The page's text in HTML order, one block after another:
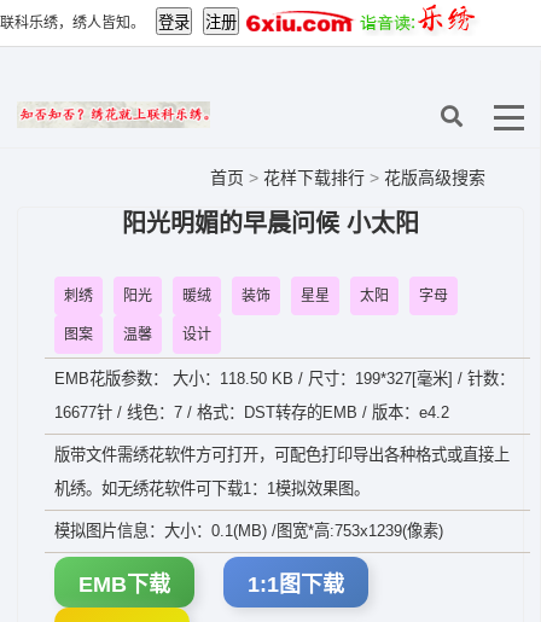
联科乐绣，绣人皆知。
首页 > 花样下载排行 > 花版高级搜索
阳光明媚的早晨问候 小太阳
刺绣 阳光 暖绒 装饰 星星 太阳 字母
图案 温馨 设计
EMB花版参数： 大小：118.50 KB / 尺寸：199*327[毫米] / 针数：
16677针 / 线色：7 / 格式：DST转存的EMB / 版本：e4.2
版带文件需绣花软件方可打开，可配色打印导出各种格式或直接上
机绣。如无绣花软件可下载1：1模拟效果图。
模拟图片信息：大小：0.1(MB) /图宽*高:753x1239(像素)
EMB下载 1:1图下载